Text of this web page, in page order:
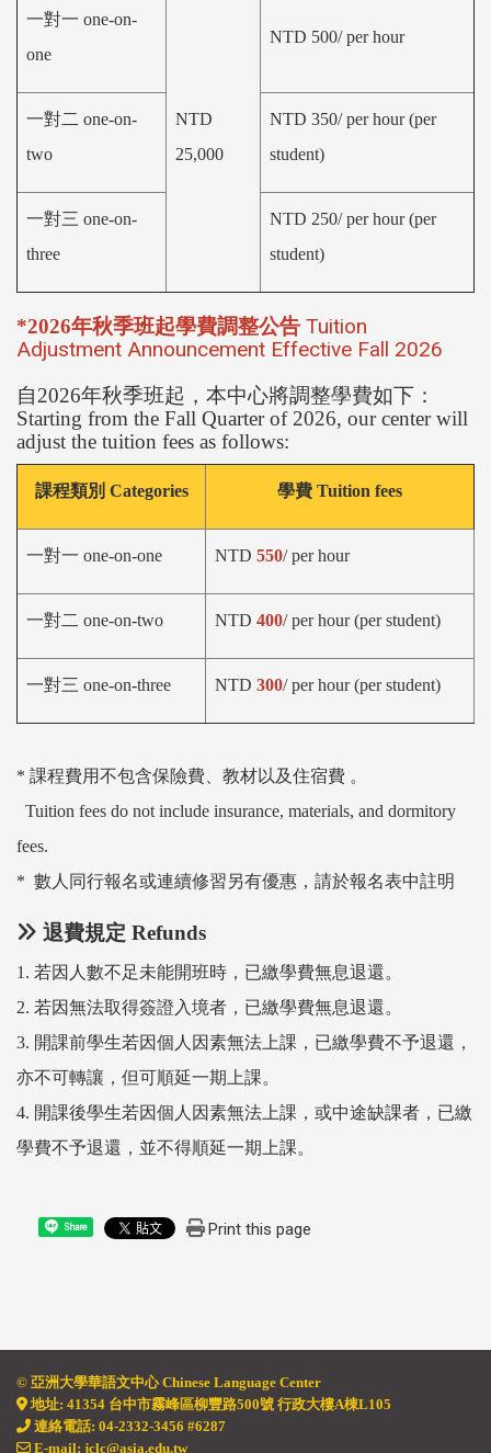
一對一 one-on-
one
NTD
25,000
NTD 500/ per hour
一對二 one-on-
two
NTD 350/per hour (per
student)
一對三 one-on-
three
NTD 250/per hour (per
student)
*2026年秋季班起學費調整公告 Tuition
Adjustment Announcement Effective Fall 2026
自2026年秋季班起，本中心將調整學費如下：
Starting from the Fall Quarter of 2026, our center will
adjust the tuition fees as follows:
課程類別 Categories 學費 Tuition fees
一對一 one-on-one NTD 550/ per hour
一對二 one-on-two NTD 400/per hour (per student)
一對三 one-on-three NTD 300/per hour (per student)
* 課程費用不包含保險費、教材以及住宿費 。
Tuition fees do not include insurance, materials, and dormitory
fees.
* 數人同行報名或連續修習另有優惠，請於報名表中註明
退費規定 Refunds
1. 若因人數不足未能開班時，已繳學費無息退還。
2. 若因無法取得簽證入境者，已繳學費無息退還。
3. 開課前學生若因個人因素無法上課，已繳學費不予退還，
亦不可轉讓，但可順延一期上課。
4. 開課後學生若因個人因素無法上課，或中途缺課者，已繳
學費不予退還，並不得順延一期上課。
Share Print this page
© 亞洲大學華語文中心 Chinese Language Center
地址: 41354 台中市霧峰區柳豐路500號 行政大樓A棟L105
連絡電話: 04-2332-3456 #6287
E-mail: jclc@asia.edu.tw